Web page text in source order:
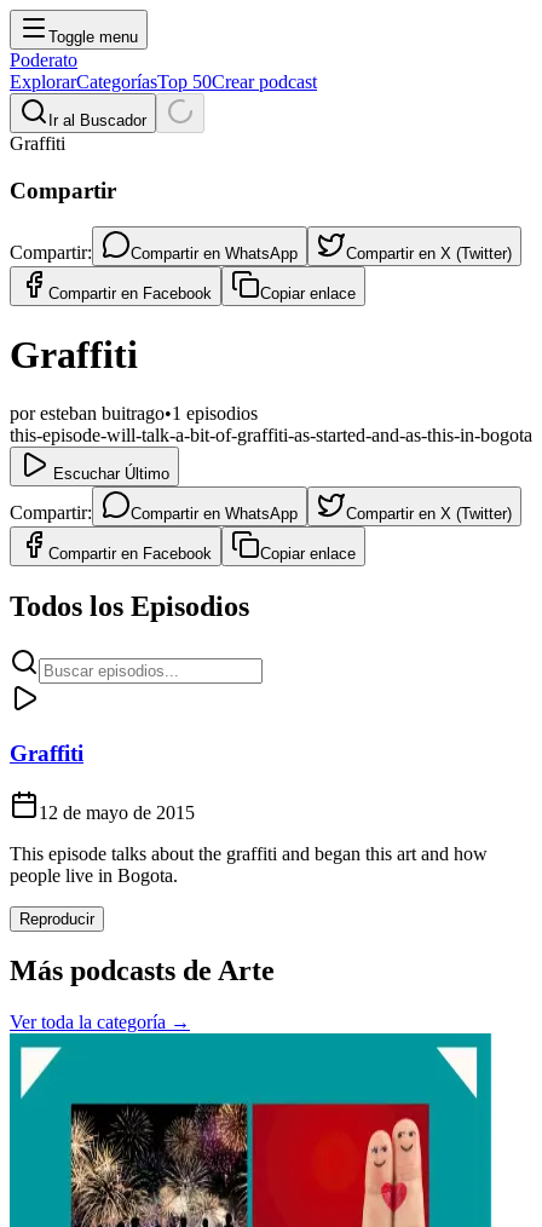
Toggle menu
Poderato
ExplorarCategoríasTop 50Crear podcast
Ir al Buscador
Graffiti
Compartir
Compartir: Compartir en WhatsApp Compartir en X (Twitter)
Compartir en Facebook Copiar enlace
Graffiti
poresteban buitrago•1 episodios
this-episode-will-talk-a-bit-of-graffiti-as-started-and-as-this-in-bogota
Escuchar Último
Compartir: Compartir en WhatsApp Compartir en X (Twitter)
Compartir en Facebook Copiar enlace
Todos los Episodios
Graffiti
12 de mayo de 2015
This episode talks about the graffiti and began this art and how
people live in Bogota.
Reproducir
Más podcasts de Arte
Ver toda la categoría →